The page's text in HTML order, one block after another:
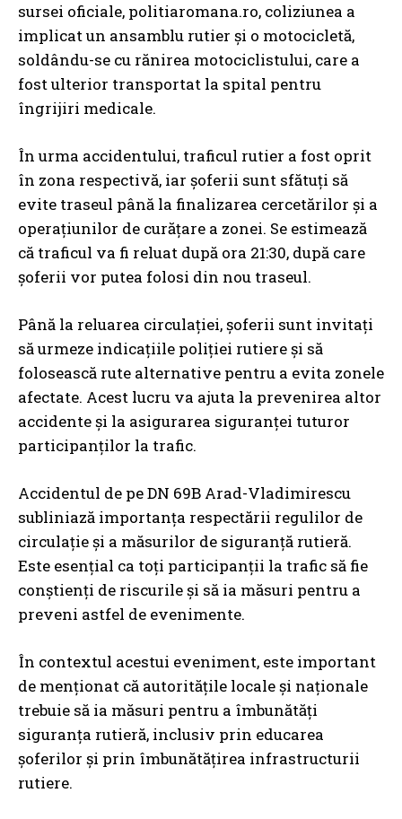
sursei oficiale, politiaromana.ro, coliziunea a
implicat un ansamblu rutier și o motocicletă,
soldându-se cu rănirea motociclistului, care a
fost ulterior transportat la spital pentru
îngrijiri medicale.
În urma accidentului, traficul rutier a fost oprit
în zona respectivă, iar șoferii sunt sfătuți să
evite traseul până la finalizarea cercetărilor și a
operațiunilor de curățare a zonei. Se estimează
că traficul va fi reluat după ora 21:30, după care
șoferii vor putea folosi din nou traseul.
Până la reluarea circulației, șoferii sunt invitați
să urmeze indicațiile poliției rutiere și să
folosească rute alternative pentru a evita zonele
afectate. Acest lucru va ajuta la prevenirea altor
accidente și la asigurarea siguranței tuturor
participanților la trafic.
Accidentul de pe DN 69B Arad-Vladimirescu
subliniază importanța respectării regulilor de
circulație și a măsurilor de siguranță rutieră.
Este esențial ca toți participanții la trafic să fie
conștienți de riscurile și să ia măsuri pentru a
preveni astfel de evenimente.
În contextul acestui eveniment, este important
de menționat că autoritățile locale și naționale
trebuie să ia măsuri pentru a îmbunătăți
siguranța rutieră, inclusiv prin educarea
șoferilor și prin îmbunătățirea infrastructurii
rutiere.